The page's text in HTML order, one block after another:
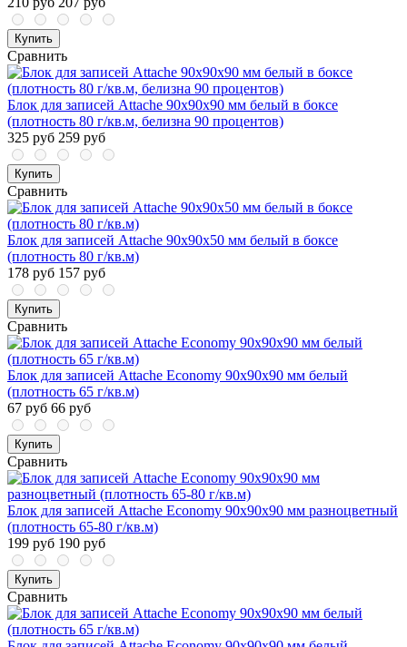
Купить
Сравнить
Блок для записей Attache 90x90x90 мм белый в боксе
(плотность 80 г/кв.м, белизна 90 процентов)
325 руб 259 руб
Купить
Сравнить
Блок для записей Attache 90x90x50 мм белый в боксе
(плотность 80 г/кв.м)
178 руб 157 руб
Купить
Сравнить
Блок для записей Attache Economy 90x90x90 мм белый
(плотность 65 г/кв.м)
67 руб 66 руб
Купить
Сравнить
Блок для записей Attache Economy 90x90x90 мм разноцветный
(плотность 65-80 г/кв.м)
199 руб 190 руб
Купить
Сравнить